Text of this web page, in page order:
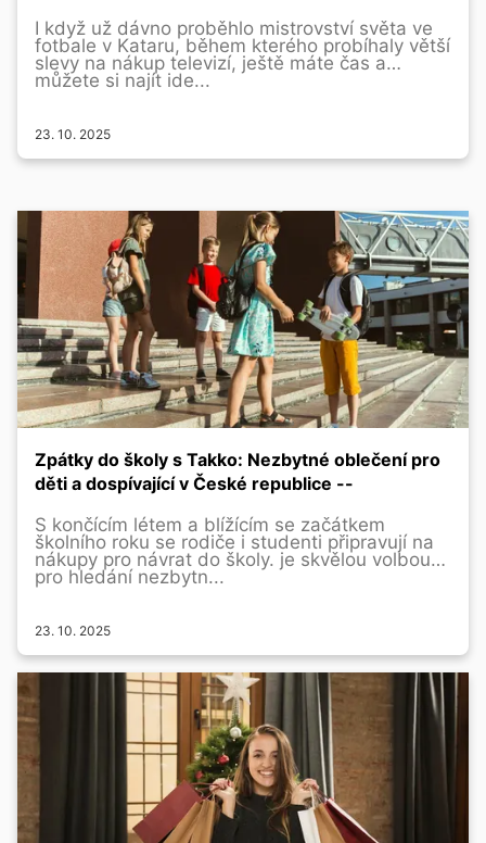
I když už dávno proběhlo mistrovství světa ve
fotbale v Kataru, během kterého probíhaly větší
slevy na nákup televizí, ještě máte čas a
můžete si najít ide...
23. 10. 2025
Zpátky do školy s Takko: Nezbytné oblečení pro
děti a dospívající v České republice --
S končícím létem a blížícím se začátkem
školního roku se rodiče i studenti připravují na
nákupy pro návrat do školy. je skvělou volbou
pro hledání nezbytn...
23. 10. 2025